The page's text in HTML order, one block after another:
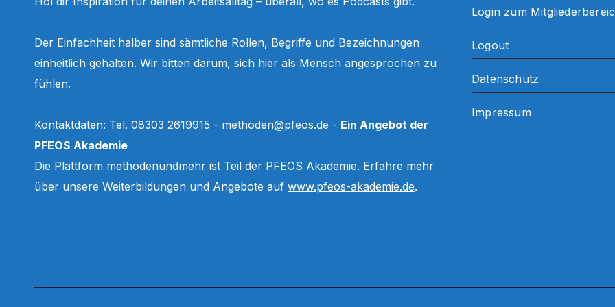
Der Einfachheit halber sind sämtliche Rollen, Begriffe und Bezeichnungen
einheitlich gehalten. Wir bitten darum, sich hier als Mensch angesprochen zu
fühlen.
Kontaktdaten: Tel. 08303 2619915 - methoden@pfeos.de - Ein Angebot der
PFEOS Akademie
Die Plattform methodenundmehr ist Teil der PFEOS Akademie. Erfahre mehr
über unsere Weiterbildungen und Angebote auf www.pfeos-akademie.de.
Login zum
Logout
Datenschutz
Impressum